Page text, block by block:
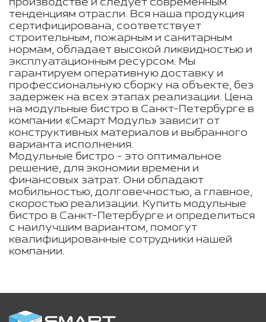
производстве и следует современным
тенденциям отрасли. Вся наша продукция
сертифицирована, соответствует
строительным, пожарным и санитарным
нормам, обладает высокой ликвидностью и
эксплуатационным ресурсом. Мы
гарантируем оперативную доставку и
профессиональную сборку на объекте, без
задержек на всех этапах реализации. Цена
на модульные бистро в Санкт-Петербурге в
компании «Смарт Модуль» зависит от
конструктивных материалов и выбранного
варианта исполнения.
Модульные бистро - это оптимальное
решение, для экономии времени и
финансовых затрат. Они обладают
мобильностью, долговечностью, а главное,
скоростью реализации. Купить модульные
бистро в Санкт-Петербурге и определиться
с наилучшим вариантом, помогут
квалифицированные сотрудники нашей
компании.